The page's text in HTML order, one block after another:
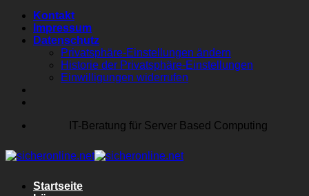
Kontakt
Impressum
Datenschutz
Privatsphäre-Einstellungen ändern
Historie der Privatsphäre-Einstellungen
Einwilligungen widerrufen
IT-Beratung für Server Based Computing
Startseite